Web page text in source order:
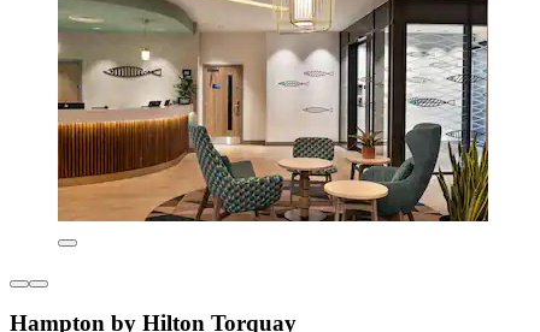
Hampton by Hilton Torquay